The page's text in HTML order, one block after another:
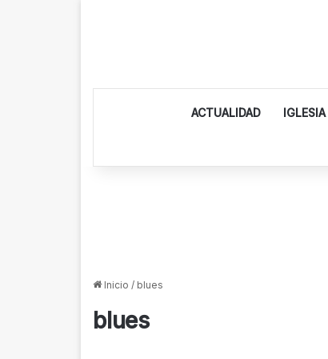
ACTUALIDAD IGLESIA
Inicio / blues
blues